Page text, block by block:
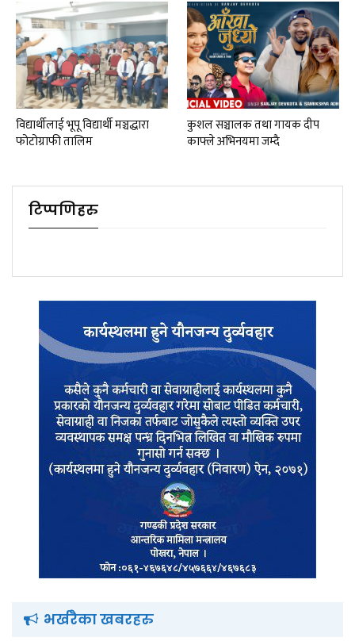
विद्यार्थीलाई भूपू विद्यार्थी मञ्चद्धारा
फोटोग्राफी तालिम
कुशल सञ्चालक तथा गायक दीप
काफ्ले अभिनयमा जम्दै
टिप्पणिहरु
भर्खरैका खबरहरु